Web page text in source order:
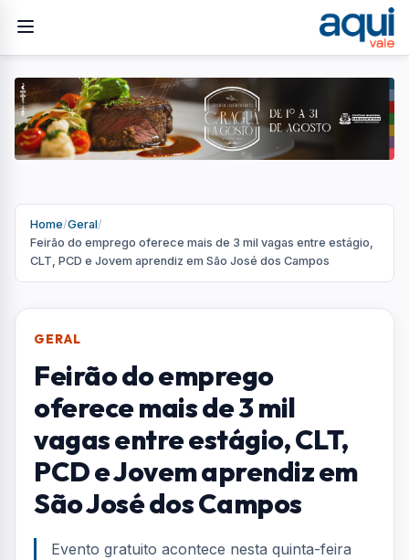
Home/Geral/
Feirão do emprego oferece mais de 3 mil vagas entre estágio,
CLT, PCD e Jovem aprendiz em São José dos Campos
GERAL
Feirão do emprego
oferece mais de 3 mil
vagas entre estágio, CLT,
PCD e Jovem aprendiz em
São José dos Campos
Evento gratuito acontece nesta quinta-feira